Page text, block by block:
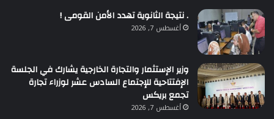
. نتيجة الثانوية تهدد الأمن القومى !
أغسطس 7, 2026
وزير الإستثمار والتجارة الخارجية يشارك في الجلسة
الإفتتاحية للإجتماع السادس عشر لوزراء تجارة
تجمع بريكس
أغسطس 7, 2026